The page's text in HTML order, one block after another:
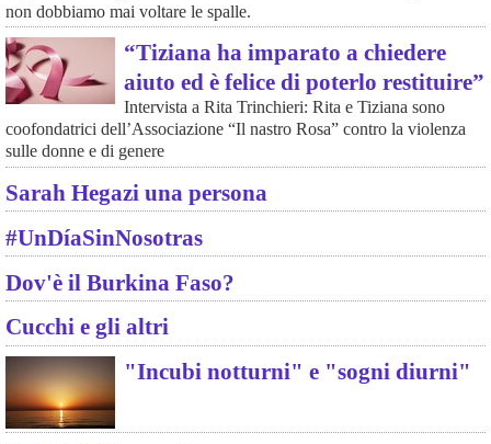
non dobbiamo mai voltare le spalle.
“Tiziana ha imparato a chiedere
aiuto ed è felice di poterlo restituire”
Intervista a Rita Trinchieri: Rita e Tiziana sono
coofondatrici dell’Associazione “Il nastro Rosa” contro la violenza
sulle donne e di genere
Sarah Hegazi una persona
#UnDíaSinNosotras
Dov'è il Burkina Faso?
Cucchi e gli altri
"Incubi notturni" e "sogni diurni"